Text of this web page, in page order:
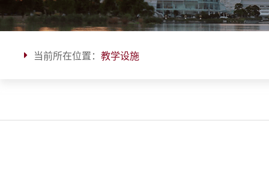
当前所在位置： 教学设施